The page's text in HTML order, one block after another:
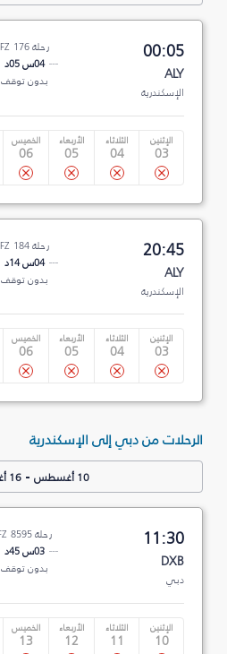
00:05
ALY
الإسكندرية
رحلة FZ 176
04س 05د
بدون توقف
الإثنين
03
الثلاثاء
04
الأربعاء
05
الخميس
06
20:45
ALY
الإسكندرية
رحلة FZ 184
04س 14د
بدون توقف
الإثنين
03
الثلاثاء
04
الأربعاء
05
الخميس
06
الرحلات من دبي إلى الإسكندرية
10 أغسطس -16 أغسطس
11:30
DXB
دبي
رحلة FZ 8595
03س 45د
بدون توقف
الإثنين
10
الثلاثاء
11
الأربعاء
12
الخميس
13